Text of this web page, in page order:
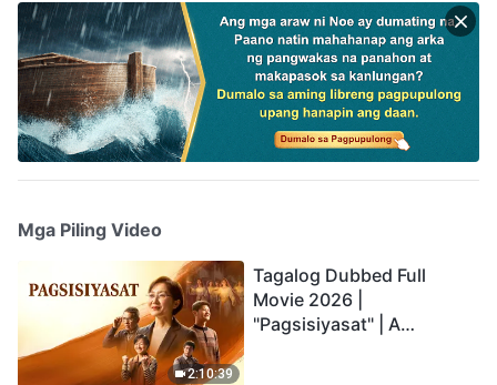
Mga Piling Video
2:10:39
Tagalog Dubbed Full
Movie 2026 |
"Pagsisiyasat" | A